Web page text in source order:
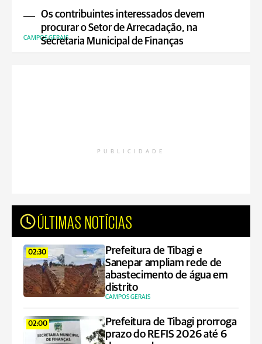
Os contribuintes interessados devem
procurar o Setor de Arrecadação, na
Secretaria Municipal de Finanças
CAMPOS GERAIS
PUBLICIDADE
ÚLTIMAS NOTÍCIAS
02:30
Prefeitura de Tibagi e
Sanepar ampliam rede de
abastecimento de água em
distrito
CAMPOS GERAIS
02:00
Prefeitura de Tibagi prorroga
prazo do REFIS 2026 até 6